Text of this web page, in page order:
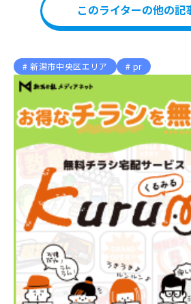
このライターの他の記
新潟市中央区エリア pr